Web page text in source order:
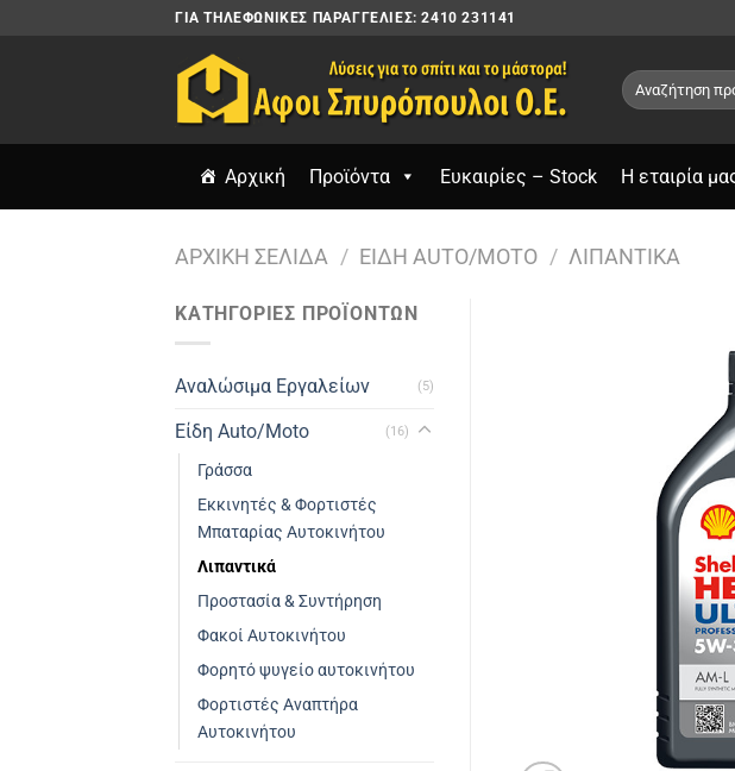
ΓΙΑ ΤΗΛΕΦΩΝΙΚΈΣ ΠΑΡΑΓΓΕΛΊΕΣ: 2410 231141
Αναζήτηση
για:
Αρχική Προϊόντα Ευκαιρίες – Stock Η εταιρία
ΑΡΧΙΚΉ ΣΕΛΊΔΑ / ΕΊΔΗ AUTO/MOTO / ΛΙΠΑΝΤΙΚΆ
ΚΑΤΗΓΟΡΙΕΣ ΠΡΟΪΟΝΤΩΝ
Αναλώσιμα Εργαλείων (5)
Είδη Auto/Moto (16)
Γράσσα
Εκκινητές & Φορτιστές
Μπαταρίας Αυτοκινήτου
Λιπαντικά
Προστασία & Συντήρηση
Φακοί Αυτοκινήτου
Φορητό ψυγείο αυτοκινήτου
Φορτιστές Αναπτήρα
Αυτοκινήτου